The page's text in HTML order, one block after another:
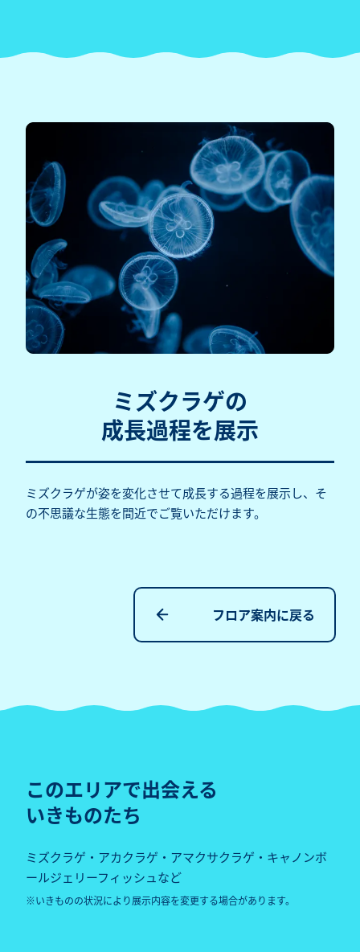
ミズクラゲの
成長過程を展示
ミズクラゲが姿を変化させて成長する過程を展示し、そ
の不思議な生態を間近でご覧いただけます。
フロア案内に戻る
このエリアで出会える
いきものたち
ミズクラゲ・アカクラゲ・アマクサクラゲ・キャノンボ
ールジェリーフィッシュなど
いきものの状況により展示内容を変更する場合があります。